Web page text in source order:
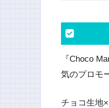
『Choco
気のプロモ
チョコ生地